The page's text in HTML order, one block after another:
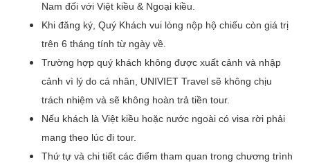
Nam đối với Việt kiều & Ngoại kiều.
Khi đăng ký, Quý Khách vui lòng nộp hộ chiếu còn giá trị
trên 6 tháng tính từ ngày về.
Trường hợp quý khách không được xuất cảnh và nhập
cảnh vì lý do cá nhân, UNIVIET Travel sẽ không chịu
trách nhiệm và sẽ không hoàn trả tiền tour.
Nếu khách là Việt kiều hoặc nước ngoài có visa rời phải
mang theo lúc đi tour.
Thứ tự và chi tiết các điểm tham quan trong chương trình